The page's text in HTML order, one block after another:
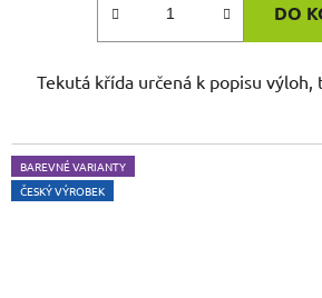
DO
Tekutá křída určená k popisu výloh,
BAREVNÉ VARIANTY
ČESKÝ VÝROBEK